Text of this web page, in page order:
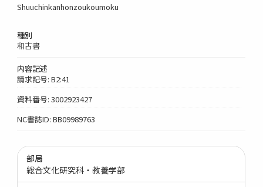
Shuuchinkanhonzoukoumoku
種別
和古書
内容記述
請求記号: B2:41
資料番号: 3002923427
NC書誌ID: BB09989763
部局
総合文化研究科・教養学部